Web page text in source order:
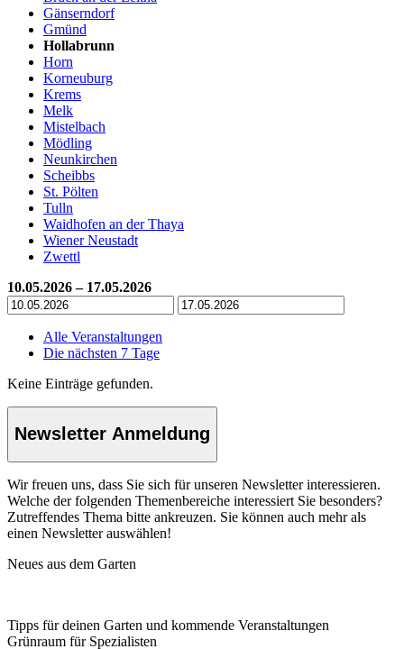
Gänserndorf
Gmünd
Hollabrunn
Horn
Korneuburg
Krems
Melk
Mistelbach
Mödling
Neunkirchen
Scheibbs
St. Pölten
Tulln
Waidhofen an der Thaya
Wiener Neustadt
Zwettl
10.05.2026 – 17.05.2026
Alle Veranstaltungen
Die nächsten 7 Tage
Keine Einträge gefunden.
Newsletter Anmeldung
Wir freuen uns, dass Sie sich für unseren Newsletter interessieren.
Welche der folgenden Themenbereiche interessiert Sie besonders?
Zutreffendes Thema bitte ankreuzen. Sie können auch mehr als
einen Newsletter auswählen!
Neues aus dem Garten
Tipps für deinen Garten und kommende Veranstaltungen
Grünraum für Spezialisten